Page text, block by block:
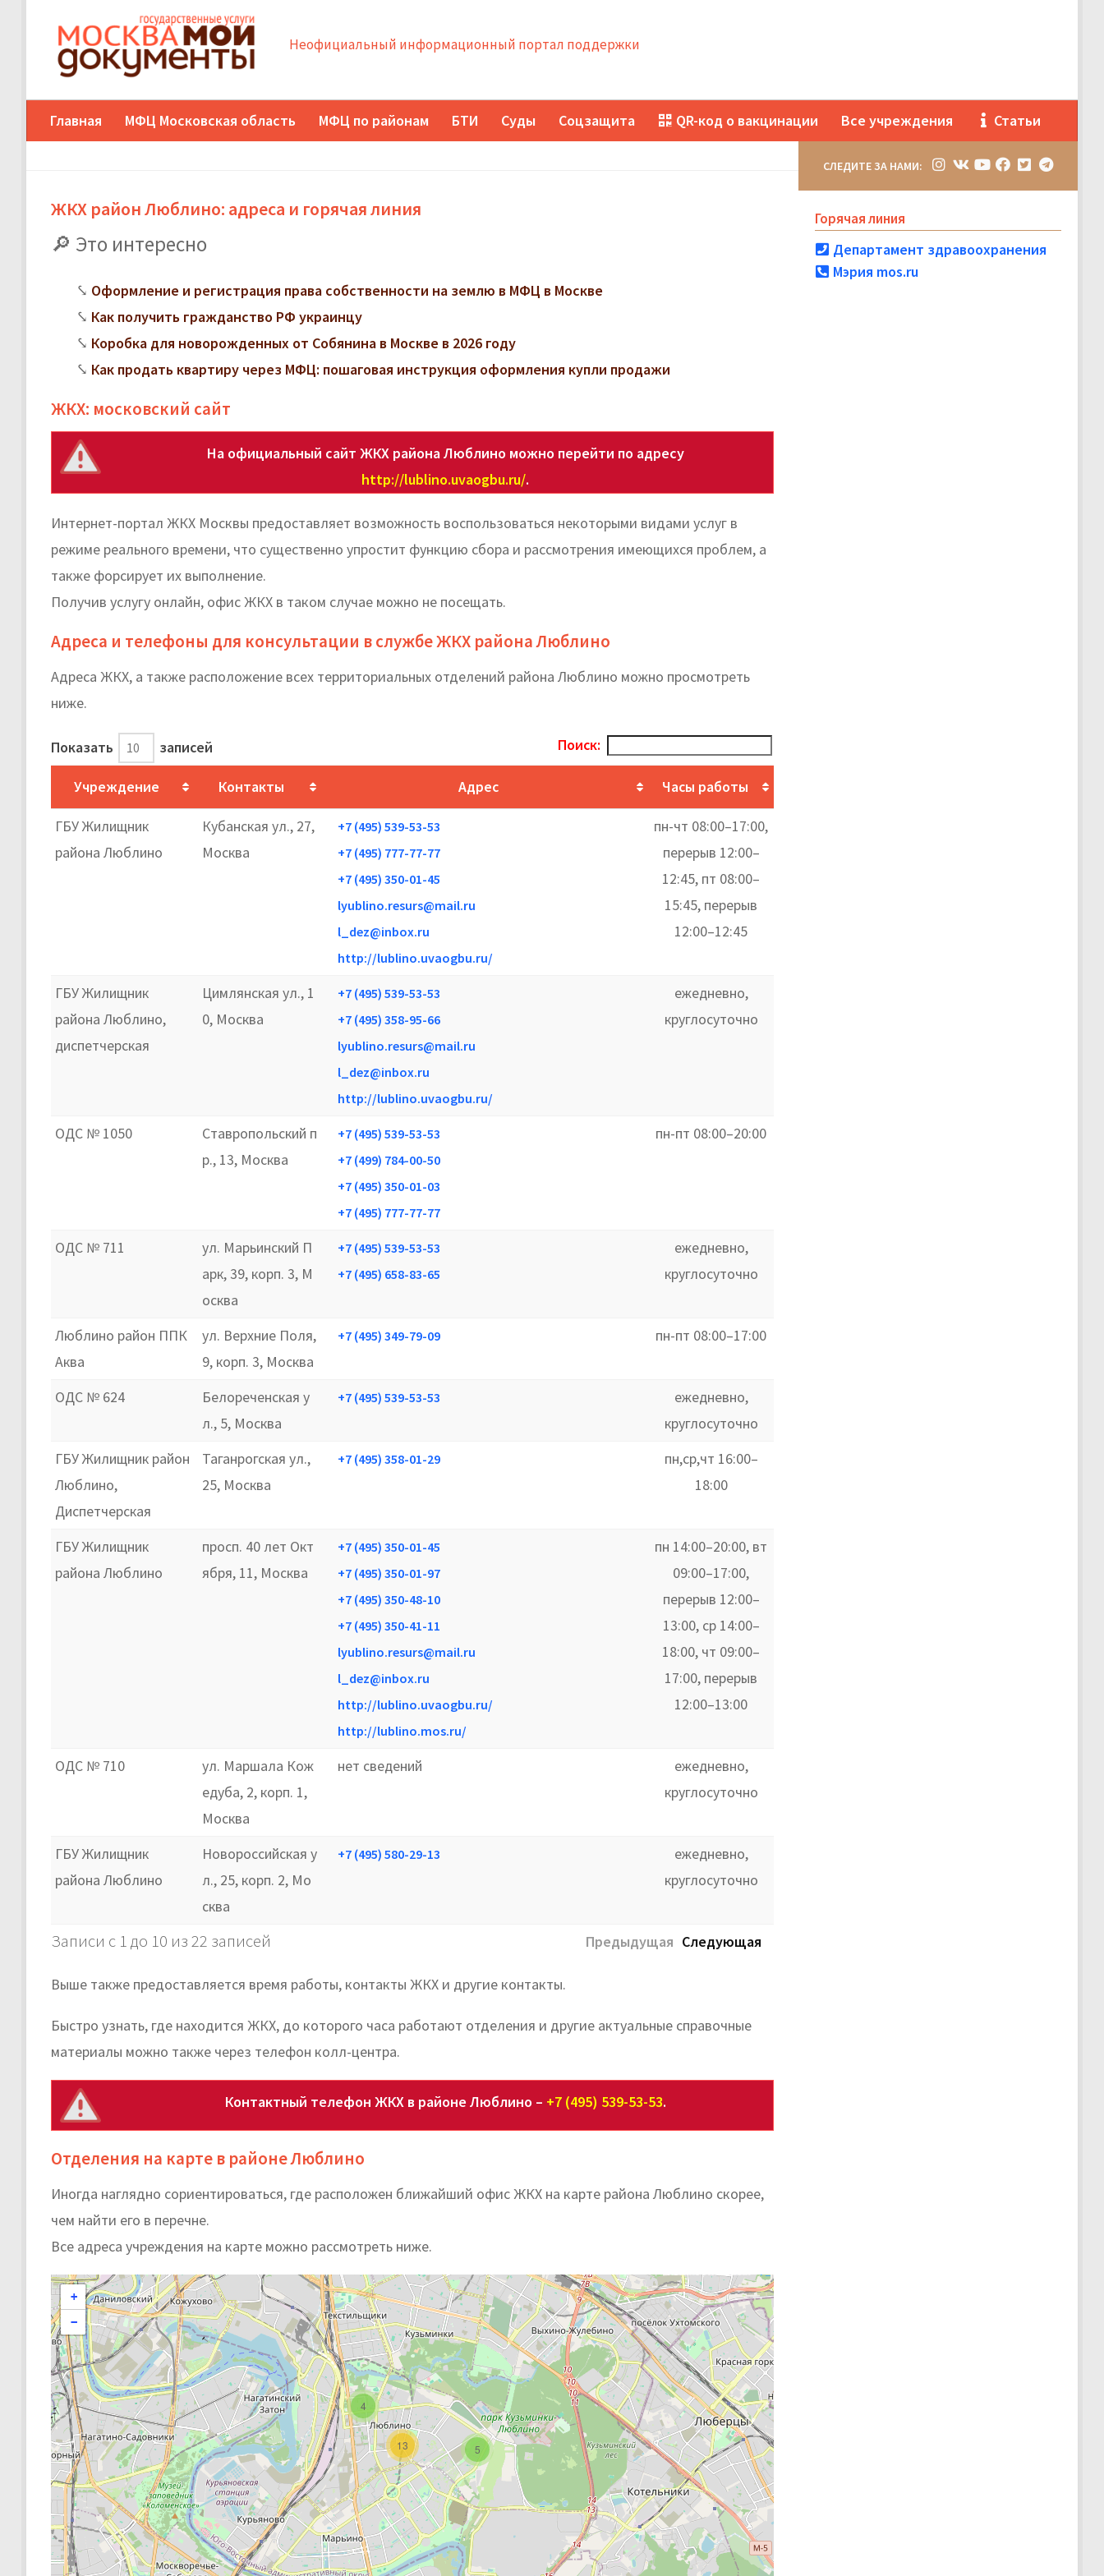
Неофициальный информационный портал поддержки
Главная МФЦ Московская область МФЦ по районам БТИ Суды Соцзащита QR-код о вакцинации Все учреждения Статьи
ЖКХ район Люблино: адреса и горячая линия
Это интересно
Оформление и регистрация права собственности на землю в МФЦ в Москве
Как получить гражданство РФ украинцу
Коробка для новорожденных от Собянина в Москве в 2026 году
Как продать квартиру через МФЦ: пошаговая инструкция оформления купли продажи
ЖКХ: московский сайт
На официальный сайт ЖКХ района Люблино можно перейти по адресу
http://lublino.uvaogbu.ru/.
Интернет-портал ЖКХ Москвы предоставляет возможность воспользоваться некоторыми видами услуг в
режиме реального времени, что существенно упростит функцию сбора и рассмотрения имеющихся проблем, а
также форсирует их выполнение.
Получив услугу онлайн, офис ЖКХ в таком случае можно не посещать.
Адреса и телефоны для консультации в службе ЖКХ района Люблино
Адреса ЖКХ, а также расположение всех территориальных отделений района Люблино можно просмотреть
ниже.
Показать записей Поиск:
Учреждение Контакты Адрес Часы работы
ГБУ Жилищник
района Люблино
Кубанская ул., 27,
Москва
+7 (495) 539-53-53
+7 (495) 777-77-77
+7 (495) 350-01-45
lyublino.resurs@mail.ru
l_dez@inbox.ru
http://lublino.uvaogbu.ru/
пн-чт 08:00–17:00,
перерыв 12:00–
12:45, пт 08:00–
15:45, перерыв
12:00–12:45
ГБУ Жилищник
района Люблино,
диспетчерская
Цимлянская ул., 1
0, Москва
+7 (495) 539-53-53
+7 (495) 358-95-66
lyublino.resurs@mail.ru
l_dez@inbox.ru
http://lublino.uvaogbu.ru/
ежедневно,
круглосуточно
ОДС № 1050
Ставропольский п
р., 13, Москва
+7 (495) 539-53-53
+7 (499) 784-00-50
+7 (495) 350-01-03
+7 (495) 777-77-77
пн-пт 08:00–20:00
ОДС № 711
ул. Марьинский П
арк, 39, корп. 3, М
осква
+7 (495) 539-53-53
+7 (495) 658-83-65
ежедневно,
круглосуточно
Люблино район ППК
Аква
ул. Верхние Поля,
9, корп. 3, Москва
+7 (495) 349-79-09 пн-пт 08:00–17:00
ОДС № 624
Белореченская у
л., 5, Москва
+7 (495) 539-53-53
ежедневно,
круглосуточно
ГБУ Жилищник район
Люблино,
Диспетчерская
Таганрогская ул.,
25, Москва
+7 (495) 358-01-29
пн,ср,чт 16:00–
18:00
ГБУ Жилищник
района Люблино
просп. 40 лет Окт
ября, 11, Москва
+7 (495) 350-01-45
+7 (495) 350-01-97
+7 (495) 350-48-10
+7 (495) 350-41-11
lyublino.resurs@mail.ru
l_dez@inbox.ru
http://lublino.uvaogbu.ru/
http://lublino.mos.ru/
пн 14:00–20:00, вт
09:00–17:00,
перерыв 12:00–
13:00, ср 14:00–
18:00, чт 09:00–
17:00, перерыв
12:00–13:00
ОДС № 710
ул. Маршала Кож
едуба, 2, корп. 1,
Москва
нет сведений
ежедневно,
круглосуточно
ГБУ Жилищник
района Люблино
Новороссийская у
л., 25, корп. 2, Мо
сква
+7 (495) 580-29-13
ежедневно,
круглосуточно
Записи с 1 до 10 из 22 записей Предыдущая Следующая
Выше также предоставляется время работы, контакты ЖКХ и другие контакты.
Быстро узнать, где находится ЖКХ, до которого часа работают отделения и другие актуальные справочные
материалы можно также через телефон колл-центра.
Контактный телефон ЖКХ в районе Люблино – +7 (495) 539-53-53.
Отделения на карте в районе Люблино
Иногда наглядно сориентироваться, где расположен ближайший офис ЖКХ на карте района Люблино скорее,
чем найти его в перечне.
Все адреса учреждения на карте можно рассмотреть ниже.
5
13
4
+
−
СЛЕДИТЕ ЗА НАМИ:
Горячая линия
Департамент здравоохранения
Мэрия mos.ru